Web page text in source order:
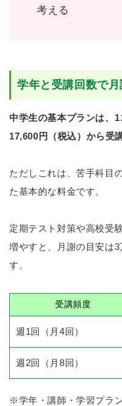
考える
学年と受講回数で
中学生の基本プランは、
17,600円（税込）から受
ただしこれは、苦手科目
た基本的な料金です。
定期テスト対策や高校受
増やすと、月謝の目安は
す。
受講頻度
週1回（月4回）
週2回（月8回）
※学年・講師・学習プラ